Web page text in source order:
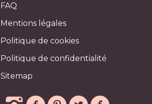
FAQ
Mentions légales
Politique de cookies
Politique de confidentialité
Sitemap